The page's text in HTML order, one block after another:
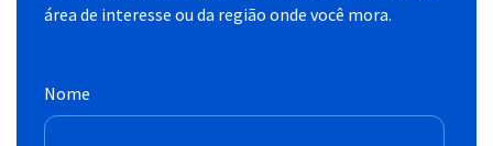
área de interesse ou da região onde você mora.
Nome